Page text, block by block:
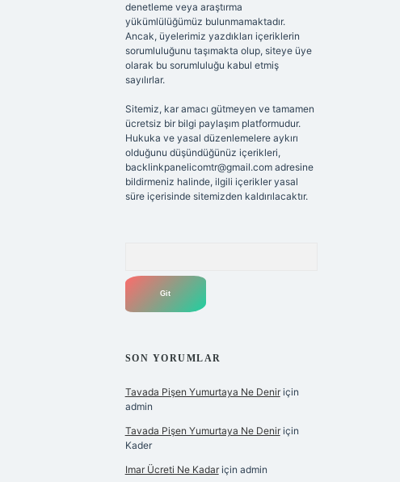
denetleme veya araştırma
yükümlülüğümüz bulunmamaktadır.
Ancak, üyelerimiz yazdıkları içeriklerin
sorumluluğunu taşımakta olup, siteye üye
olarak bu sorumluluğu kabul etmiş
sayılırlar.
Sitemiz, kar amacı gütmeyen ve tamamen
ücretsiz bir bilgi paylaşım platformudur.
Hukuka ve yasal düzenlemelere aykırı
olduğunu düşündüğünüz içerikleri,
backlinkpanelicomtr@gmail.comadresine
bildirmeniz halinde, ilgili içerikler yasal
süre içerisinde sitemizden kaldırılacaktır.
SON YORUMLAR
Tavada Pişen Yumurtaya Ne Deniriçin
admin
Tavada Pişen Yumurtaya Ne Deniriçin
Kader
Imar Ücreti Ne Kadariçin admin